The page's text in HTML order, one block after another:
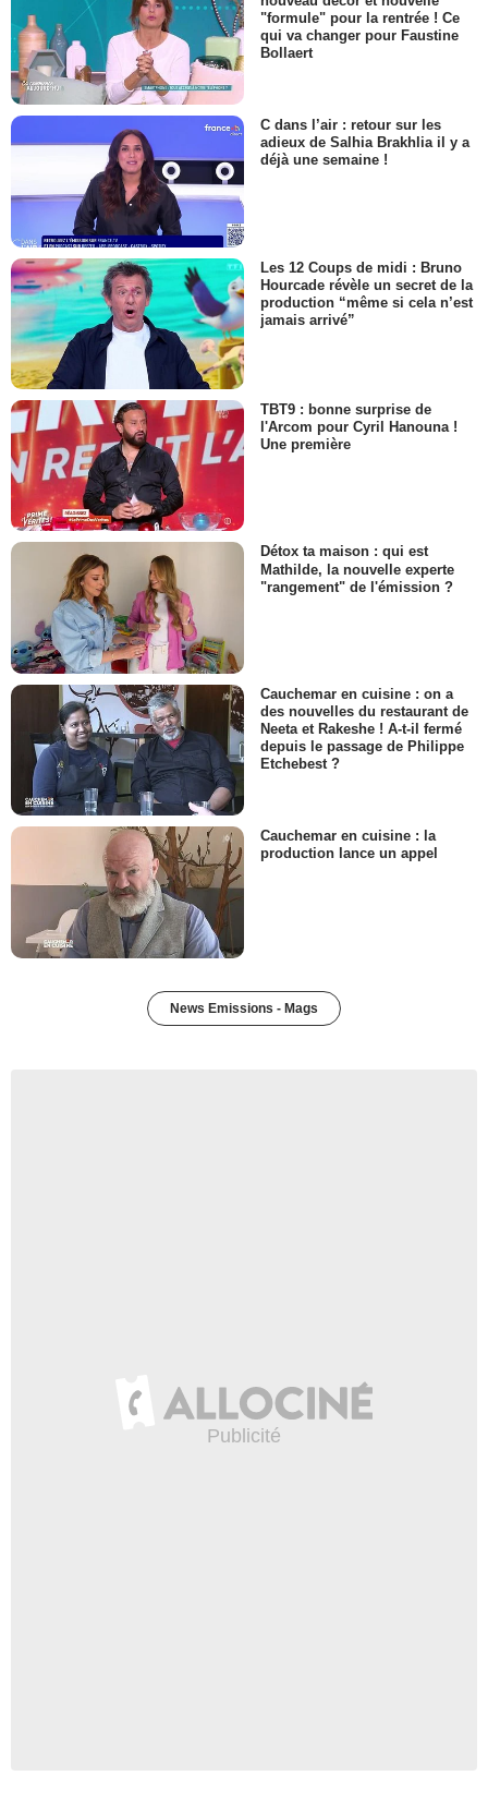
"formule" pour la rentrée ! Ce
qui va changer pour Faustine
Bollaert
C dans l’air : retour sur les
adieux de Salhia Brakhlia il y a
déjà une semaine !
Les 12 Coups de midi : Bruno
Hourcade révèle un secret de la
production “même si cela n’est
jamais arrivé”
TBT9 : bonne surprise de
l'Arcom pour Cyril Hanouna !
Une première
Détox ta maison : qui est
Mathilde, la nouvelle experte
"rangement" de l'émission ?
Cauchemar en cuisine : on a
des nouvelles du restaurant de
Neeta et Rakeshe ! A-t-il fermé
depuis le passage de Philippe
Etchebest ?
Cauchemar en cuisine : la
production lance un appel
News Emissions - Mags